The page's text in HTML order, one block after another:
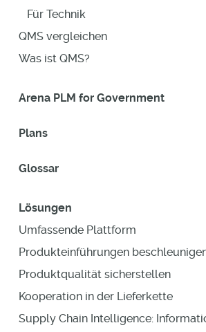
Für Technik
QMS vergleichen
Was ist QMS?
Arena PLM for Government
Plans
Glossar
Lösungen
Umfassende Plattform
Produkteinführungen
Produktqualität sicherstellen
Kooperation in der Lieferkette
Supply Chain Intelligence: